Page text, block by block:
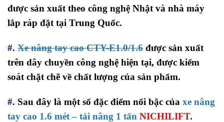
được sản xuất theo công nghệ Nhật và nhà máy
lắp ráp đặt tại Trung Quốc.
#. Xe nâng tay cao CTY-E1.0/1.6 được sản xuất
trên dây chuyền công nghệ hiện tại, được kiểm
soát chặt chẽ về chất lượng của sản phẩm.
#. Sau đây là một số đặc điểm nổi bậc của xe nâng
tay cao 1.6 mét – tải nâng 1 tấn NICHILIFT.